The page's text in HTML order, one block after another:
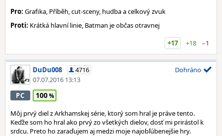
Pro: Grafika, Příběh, cut-sceny, hudba a celkový zvuk
Proti: Krátká hlavní linie, Batman je občas otravnej
+17
+18 −1
DuDu008
4716
07.07.2016 13:13
Dohráno
PC 100
Môj prvý diel z Arkhamskej série, ktorý som hral je práve tento.
Keďže som ho hral ako prvý zo všetkých dielov, dosť mi prirástol k
srdcu. Preto ho zaraďujem aj medzi moje najobľúbenejšie hry.